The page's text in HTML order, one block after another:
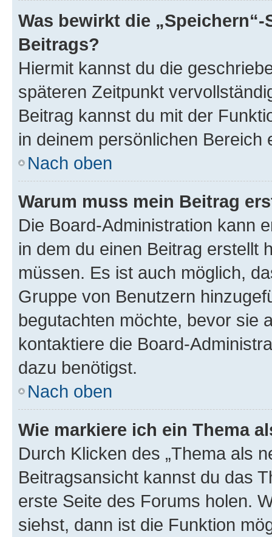
Was bewirkt die
Beitrags?
Hiermit kannst du die
späteren Zeitpunkt
Beitrag kannst du mit der
in deinem persönlichen Bereich
Nach oben
Warum muss mein Beitrag
Die Board-Administration kann
in dem du einen Beitrag erstellt
müssen. Es ist auch möglich,
Gruppe von Benutzern
begutachten möchte, bevor sie
kontaktiere die Board-
dazu benötigst.
Nach oben
Wie markiere ich ein Thema
Durch Klicken des „Thema als
Beitragsansicht kannst du das
erste Seite des Forums holen.
siehst, dann ist die Funktion